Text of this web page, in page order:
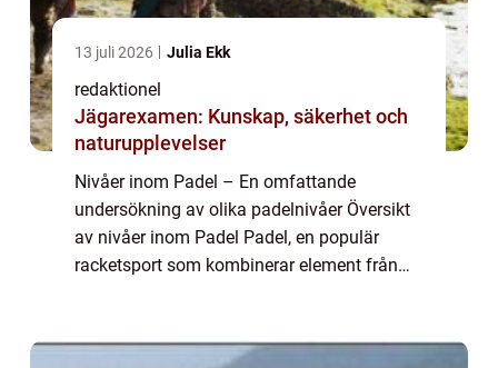
13 juli 2026 Julia Ekk
redaktionel
Jägarexamen: Kunskap, säkerhet och
naturupplevelser
Nivåer inom Padel – En omfattande
undersökning av olika padelnivåer Översikt
av nivåer inom Padel Padel, en populär
racketsport som kombinerar element från
o...